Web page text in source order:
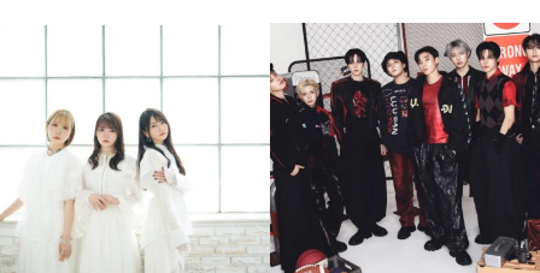
💡8/5(水)特番放送！
...
8月 4
4 0
musicjapantv
💡08/05(水)23:00特番放送！
...
8月 4
4 0